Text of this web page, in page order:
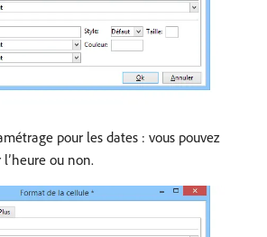
pour les dates : vous pouvez
ou non.